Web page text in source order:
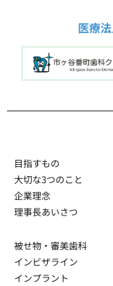
医療
目指すもの
大切な3つのこと
企業理念
理事長あいさつ
被せ物・審美歯科
インビザライン
インプラント